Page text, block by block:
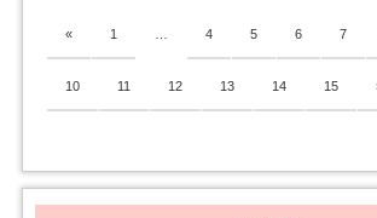
« 1 4 5 6 7
10 11 12 13 14 15